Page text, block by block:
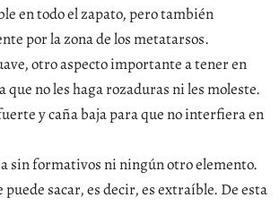
en todo el zapato, pero también
por la zona de los metatarsos.
otro aspecto importante a tener en
que no les haga rozaduras ni les moleste.
y caña baja para que no interfiera en
sin formativos ni ningún otro elemento.
puede sacar, es decir, es extraíble. De esta